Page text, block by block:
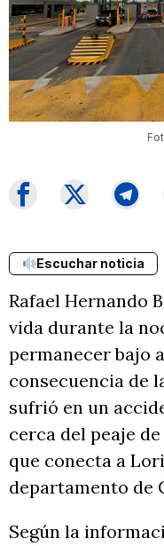
Escuchar noticia
Rafael Hernando
vida durante la
permanecer bajo
consecuencia de
sufrió en un
cerca del peaje
que conecta a
departamento de
Según la